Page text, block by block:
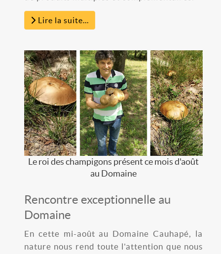
Lire la suite...
Le roi des champigons présent ce mois d'août
au Domaine
Rencontre exceptionnelle au
Domaine
En cette mi-août au Domaine Cauhapé, la
nature nous rend toute l'attention que nous